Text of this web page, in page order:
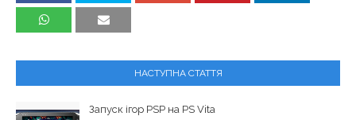
НАСТУПНА СТАТТЯ
Запуск ігор PSP на PS Vita